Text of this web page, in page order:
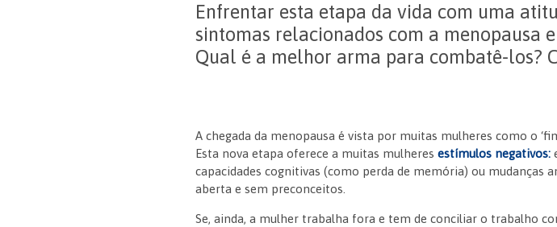
Enfrentar esta etapa da vida com uma
sintomas relacionados com a menopausa
Qual é a melhor arma para combatê-los?
A chegada da menopausa é vista por muitas mulheres como o
Esta nova etapa oferece a muitas mulheresestímulos negativos:
capacidades cognitivas (como perda de memória) ou mudanças
aberta e sem preconceitos.
Se, ainda, a mulher trabalha fora e tem de conciliar o trabalho